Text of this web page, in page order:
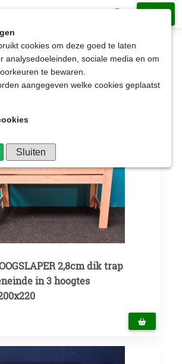
Hoogslaper
2,8cm dik trap
in 3 hoogtes
cookies om deze goed te laten
analysedoeleinden, sociale media en om
te bewaren.
aangegeven welke cookies geplaatst
Sluiten